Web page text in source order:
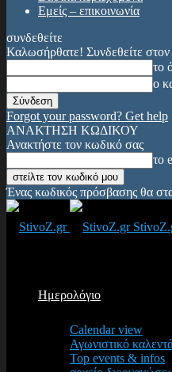
Εμείς – επικοινωνία
συνδεθείτε
Καλωσήρθατε! Συνδεθείτε
το
ο
Forgot your password? Get help
ΑΝΑΚΤΗΣΗ ΚΩΔΙΚΟΥ
Ανακτήστε τον κωδικό σας
το
Ένας κωδικός πρόσβασης θα
Ημερολόγιο
Calendar view
Αγωνιστικό
Top events & infos